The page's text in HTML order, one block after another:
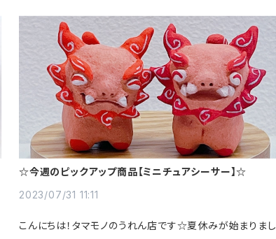
☆今週のピックアップ商品【ミニチュアシーサー】☆
2023/07/31 11:11
こんにちは！タマモノのうれん店です☆夏休みが始まりまし